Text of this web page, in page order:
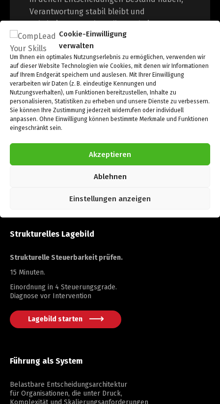
Cookie-Einwilligung
verwalten
Um Ihnen ein optimales Nutzungserlebnis zu ermöglichen, verwenden wir
auf dieser Website Technologien wie Cookies, mit denen wir Informationen
auf Ihrem Endgerät speichern und auslesen. Mit Ihrer Einwilligung
verarbeiten wir Daten (z. B. eindeutige Kennungen und
Nutzungsverhalten), um Funktionen bereitzustellen, Inhalte zu
personalisieren, Statistiken zu erheben und unsere Dienste zu verbessern.
Sie können Ihre Zustimmung jederzeit widerrufen oder individuell
anpassen. Ohne Einwilligung können bestimmte Merkmale und Funktionen
eingeschränkt sein.
Akzeptieren
Ablehnen
Einstellungen anzeigen
Verantwortung stabil bleibt und
Eskalationen strukturell verarbeitet
werden.
Führung wird unabhängig von Personen
wirksam – auch unter Belastung, Wachstum
und Transformation.
Seit 2009 operative
Führungsverantwortung.Arbeit mit
Geschäftsführungen, Vorständen und
öffentlichen Organisationen.
Strukturelles Lagebild
Strukturelle Steuerbarkeit prüfen.
15 Minuten.
Einordnung in 4 Steuerungsgrade.
Diagnose vor Intervention
Lagebild starten
Führung als System
Belastbare Entscheidungsarchitektur
für Organisationen, die unter Druck,
Komplexität und Skalierungsanforderungen